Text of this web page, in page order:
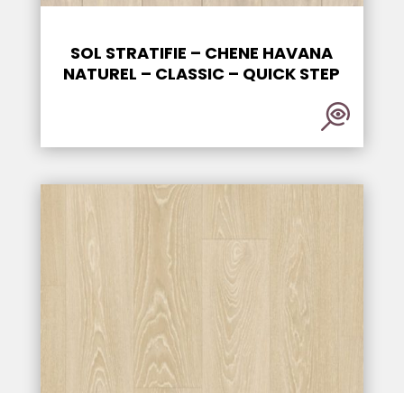
SOL STRATIFIE – CHENE HAVANA
NATUREL – CLASSIC – QUICK STEP